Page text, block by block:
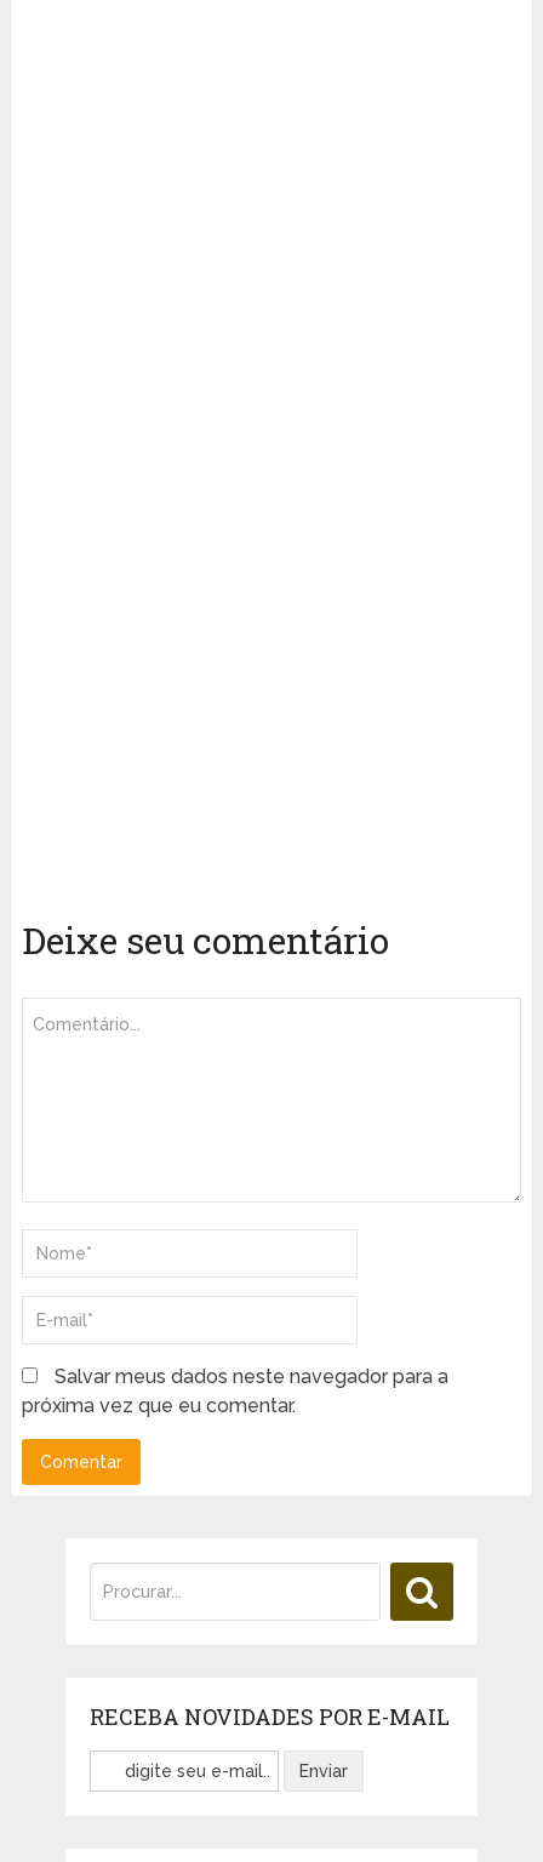
Deixe seu comentário
Salvar meus dados neste navegador para a
próxima vez que eu comentar.
RECEBA NOVIDADES POR E-MAIL